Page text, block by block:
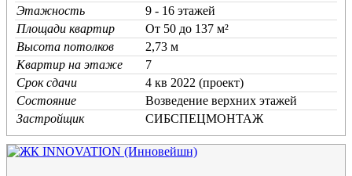
Этажность
9 - 16 этажей
Площади квартир
От 50 до 137 м²
Высота потолков
2,73 м
Квартир на этаже
7
Срок сдачи
4 кв 2022 (проект)
Состояние
Возведение верхних этажей
Застройщик
СИБСПЕЦМОНТАЖ